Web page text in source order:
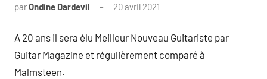
parOndine Dardevil 20 avril 2021
A 20 ans il sera élu Meilleur Nouveau Guitariste par
Guitar Magazine et régulièrement comparé à
Malmsteen.